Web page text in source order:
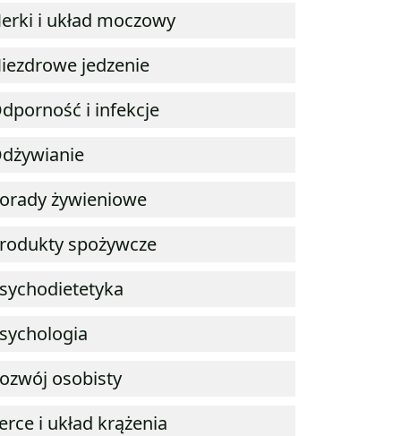
i układ moczowy
jedzenie
i infekcje
żywieniowe
spożywcze
osobisty
i układ krążenia